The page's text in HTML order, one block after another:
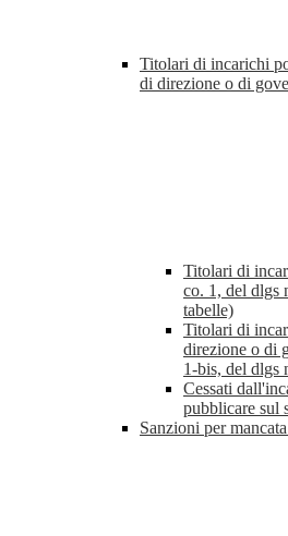
Titolari di incarichi
di direzione o di
Titolari di
co. 1, del dlgs
tabelle)
Titolari di
direzione o di
1-bis, del dlgs
Cessati
pubblicare sul
Sanzioni per